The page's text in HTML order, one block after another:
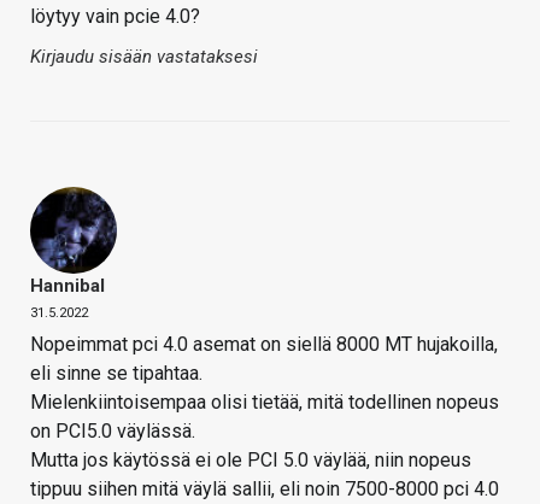
löytyy vain pcie 4.0?
Kirjaudu sisään vastataksesi
Hannibal
31.5.2022
Nopeimmat pci 4.0 asemat on siellä 8000 MT hujakoilla,
eli sinne se tipahtaa.
Mielenkiintoisempaa olisi tietää, mitä todellinen nopeus
on PCI5.0 väylässä.
Mutta jos käytössä ei ole PCI 5.0 väylää, niin nopeus
tippuu siihen mitä väylä sallii, eli noin 7500-8000 pci 4.0